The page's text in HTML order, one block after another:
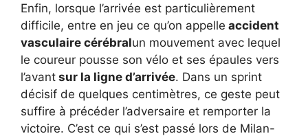
Enfin, lorsque l’arrivée est particulièrement
difficile, entre en jeu ce qu’on appelle accident
vasculaire cérébralun mouvement avec lequel
le coureur pousse son vélo et ses épaules vers
l’avant sur la ligne d’arrivée. Dans un sprint
décisif de quelques centimètres, ce geste peut
suffire à précéder l’adversaire et remporter la
victoire. C’est ce qui s’est passé lors de Milan-